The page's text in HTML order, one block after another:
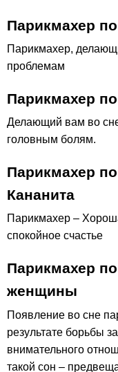
Парикмахер
Парикмахер,
проблемам
Парикмахер
Делающий вам во
головным болям.
Парикмахер
Кананита
Парикмахер –
спокойное счастье
Парикмахер
женщины
Появление во сне
результате борьбы
внимательного
такой сон –